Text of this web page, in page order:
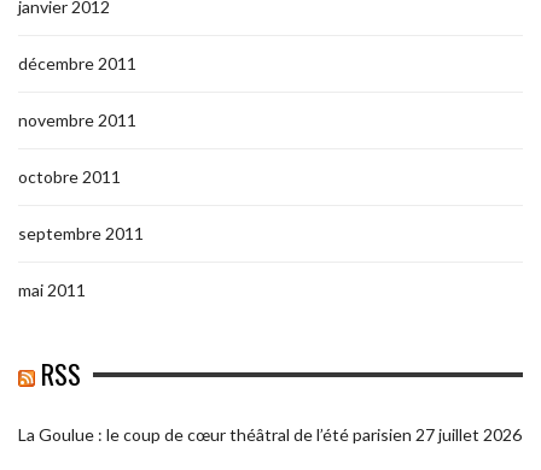
janvier 2012
décembre 2011
novembre 2011
octobre 2011
septembre 2011
mai 2011
RSS
La Goulue : le coup de cœur théâtral de l’été parisien 27 juillet 2026